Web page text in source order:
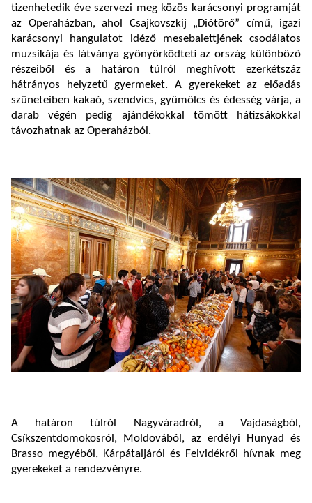
tizenhetedik éve szervezi meg közös karácsonyi programját
az Operaházban, ahol Csajkovszkij „Diótörő” című, igazi
karácsonyi hangulatot idéző mesebalettjének csodálatos
muzsikája és látványa gyönyörködteti az ország különböző
részeiből és a határon túlról meghívott ezerkétszáz
hátrányos helyzetű gyermeket. A gyerekeket az előadás
szüneteiben kakaó, szendvics, gyümölcs és édesség várja, a
darab végén pedig ajándékokkal tömött hátizsákokkal
távozhatnak az Operaházból.
A határon túlról Nagyváradról, a Vajdaságból,
Csíkszentdomokosról, Moldovából, az erdélyi Hunyad és
Brasso megyéből, Kárpátaljáról és Felvidékről hívnak meg
gyerekeket a rendezvényre.